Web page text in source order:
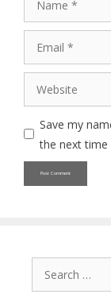
Save my
the next time